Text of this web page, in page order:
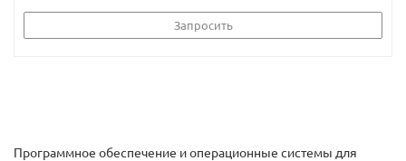
Запросить
Программное обеспечение и операционные системы для